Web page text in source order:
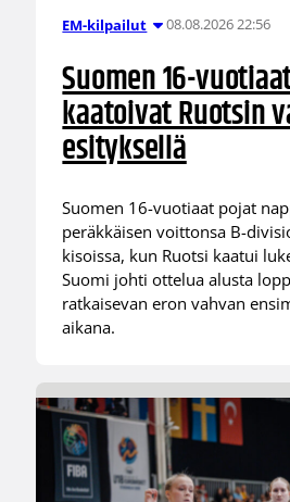
EM-kilpailut 08.08.2026 22:56
Suomen 16-
kaatoivat Ruotsin
esityksellä
Suomen 16-vuotiaat pojat
peräkkäisen voittonsa B-
kisoissa, kun Ruotsi kaatui
Suomi johti ottelua alusta
ratkaisevan eron vahvan
aikana.